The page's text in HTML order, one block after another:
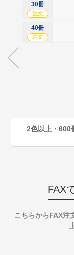
30冊
注文
40冊
注文
2色以上・600
FAX
こちらからFAX注